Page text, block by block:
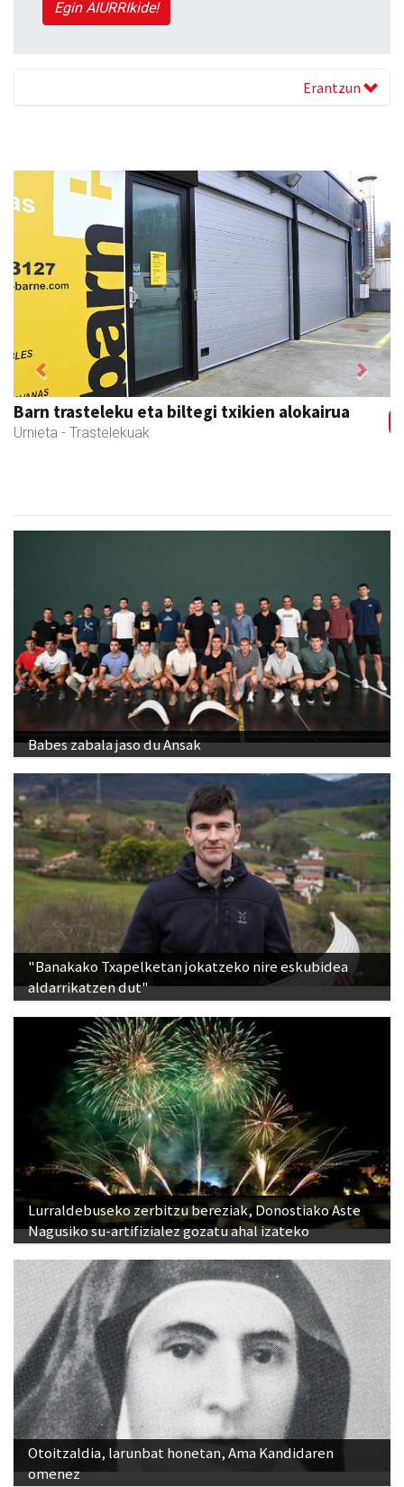
Egin AIURRIkide!
Erantzun
Barn trasteleku eta biltegi txikien alokairua
Urnieta - Trastelekuak
Previous Next
Babes zabala jaso du Ansak
"Banakako Txapelketan jokatzeko nire eskubidea
aldarrikatzen dut"
Lurraldebuseko zerbitzu bereziak, Donostiako Aste
Nagusiko su-artifizialez gozatu ahal izateko
Otoitzaldia, larunbat honetan, Ama Kandidaren
omenez